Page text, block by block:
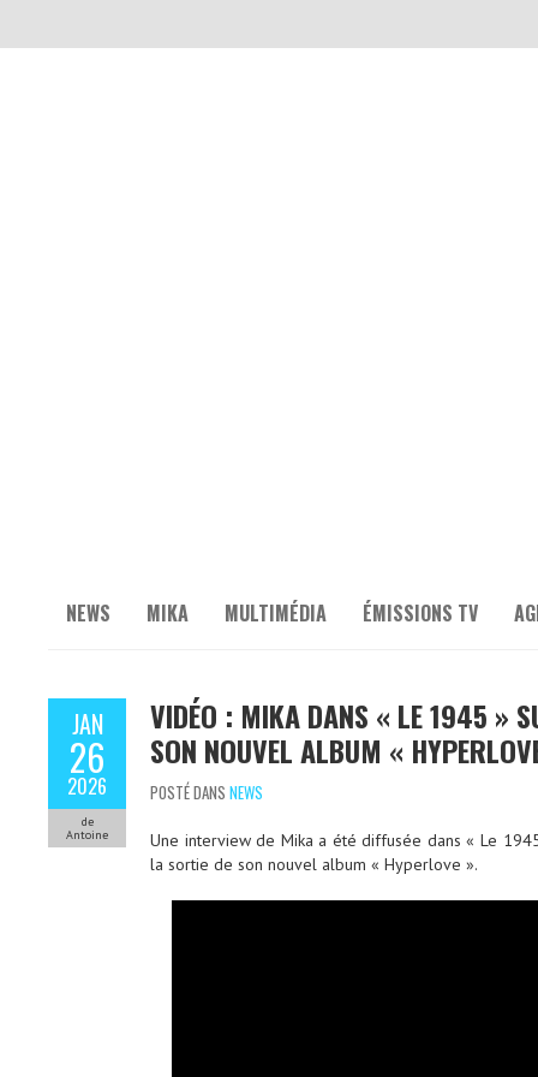
NEWS MIKA MULTIMÉDIA ÉMISSIONS TV
JAN
26
2026
de
Antoine
VIDÉO : MIKA DANS « LE 1945 »
SON NOUVEL ALBUM «
POSTÉ DANS NEWS
Une interview de Mika a été diffusée dans « Le
la sortie de son nouvel album « Hyperlove ».